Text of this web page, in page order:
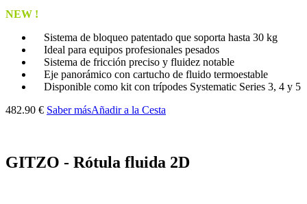
NEW !
Sistema de bloqueo patentado que soporta hasta 30 kg
Ideal para equipos profesionales pesados
Sistema de fricción preciso y fluidez notable
Eje panorámico con cartucho de fluido termoestable
Disponible como kit con trípodes Systematic Series 3, 4 y 5
482.90 € Saber másAñadir a la Cesta
GITZO - Rótula fluida 2D